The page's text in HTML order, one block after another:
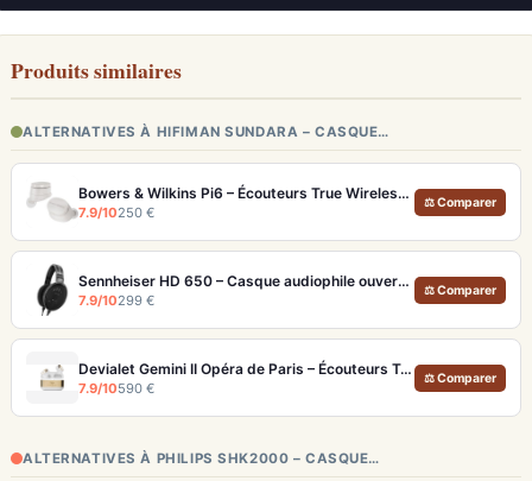
Produits similaires
ALTERNATIVES À HIFIMAN SUNDARA – CASQUE…
Bowers & Wilkins Pi6 – Écouteurs True Wireless audiophiles avec ANC adaptatif
7.9/10250 €
⚖ Comparer
Sennheiser HD 650 – Casque audiophile ouvert pour l'écoute analytique
7.9/10299 €
⚖ Comparer
Devialet Gemini II Opéra de Paris – Écouteurs True Wireless audiophiles plaqués or
7.9/10590 €
⚖ Comparer
ALTERNATIVES À PHILIPS SHK2000 – CASQUE…